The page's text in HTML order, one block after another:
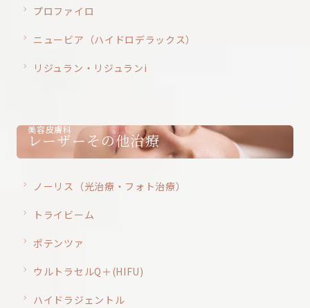
プロファイロ
ニュービア（ハイドロデラックス）
リジュラン・リジュランi
美容皮膚科
レーザーその他治療
ノーリス（光治療・フォト治療）
トライビーム
ポテンツァ
ウルトラセルQ＋(HIFU)
ハイドラジェントル